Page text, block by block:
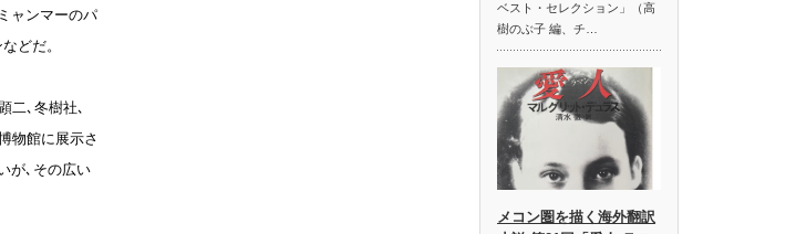
ャンマーのパ
どだ。
二､冬樹社､
物館に展示さ
が､その広い
ベスト・セレクション」（高
樹のぶ子 編、チ…
メコン圏を描く海外翻訳